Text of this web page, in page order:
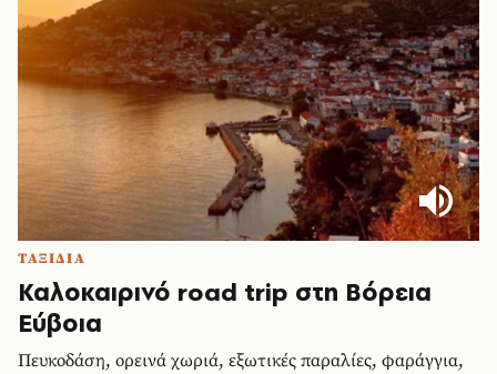
ΤΑΞΙΔΙΑ
Καλοκαιρινό road trip στη Βόρεια
Εύβοια
Πευκοδάση, ορεινά χωριά, εξωτικές παραλίες, φαράγγια,